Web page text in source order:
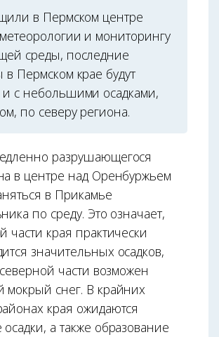
в Пермском центре
и мониторингу
среды, последние
Пермском крае будут
с небольшими осадками,
по северу региона.
разрушающегося
в центре над Оренбуржьем
в Прикамье
по среду. Это означает,
части края практически
значительных осадков,
северной части возможен
снег. В крайних
края ожидаются
а также образование